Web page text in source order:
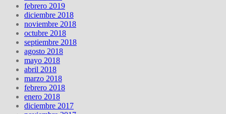
febrero 2019
diciembre 2018
noviembre 2018
octubre 2018
septiembre 2018
agosto 2018
mayo 2018
abril 2018
marzo 2018
febrero 2018
enero 2018
diciembre 2017